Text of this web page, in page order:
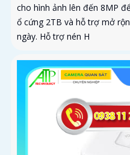
cho hình ảnh lên đến 8MP
ổ cứng 2TB và hỗ trợ mở
ngày. Hỗ trợ nén H